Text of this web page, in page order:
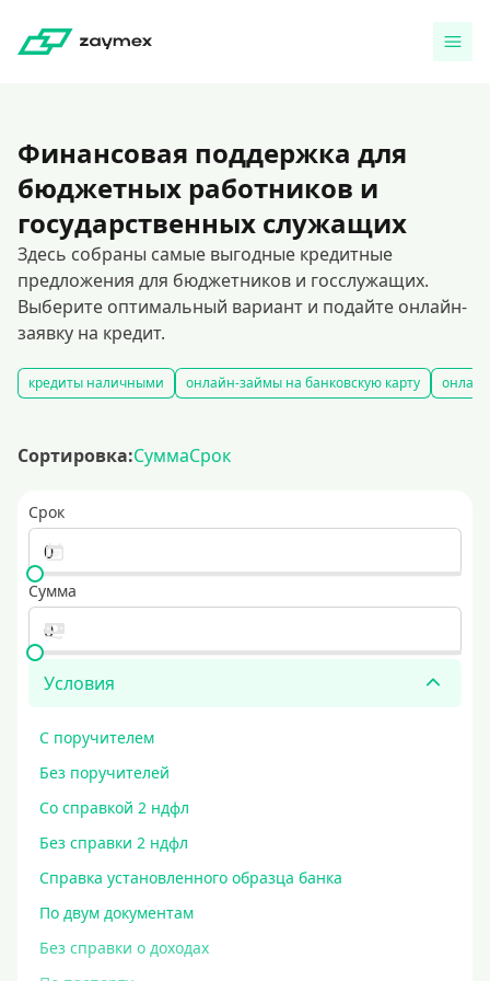
Финансовая поддержка для
бюджетных работников и
государственных служащих
Здесь собраны самые выгодные кредитные
предложения для бюджетников и госслужащих.
Выберите оптимальный вариант и подайте онлайн-
заявку на кредит.
кредиты наличными онлайн-займы на банковскую карту
Сортировка:СуммаСрок
Срок
Сумма
Условия
С поручителем
Без поручителей
Со справкой 2 ндфл
Без справки 2 ндфл
Справка установленного образца банка
По двум документам
Без справки о доходах